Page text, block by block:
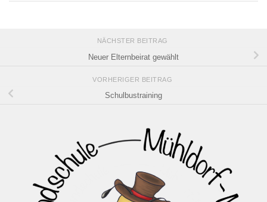
NÄCHSTER BEITRAG
Neuer Elternbeirat gewählt
VORHERIGER BEITRAG
Schulbustraining